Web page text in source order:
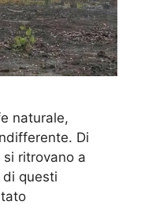
naturale,
Di
ritrovano a
questi